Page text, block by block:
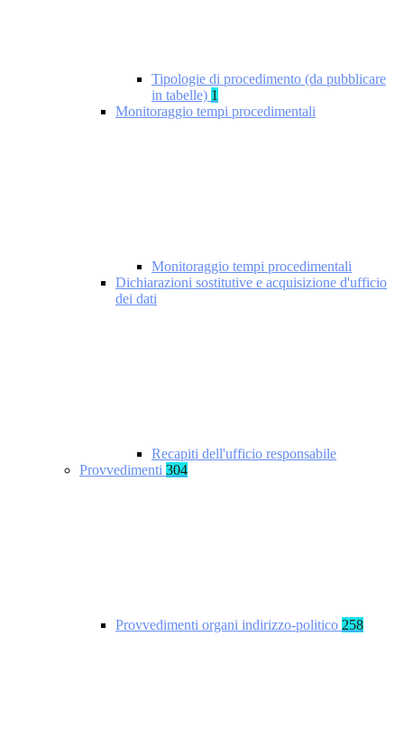
Tipologie di procedimento (da pubblicare
in tabelle) 1
Monitoraggio tempi procedimentali
Monitoraggio tempi procedimentali
Dichiarazioni sostitutive e acquisizione d'ufficio
dei dati
Recapiti dell'ufficio responsabile
Provvedimenti 304
Provvedimenti organi indirizzo-politico 258